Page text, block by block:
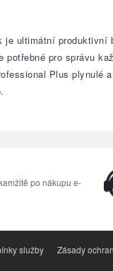
ultimátní
potřebné pro správu
Plus plynulé
po nákupu e-
služby Zásady